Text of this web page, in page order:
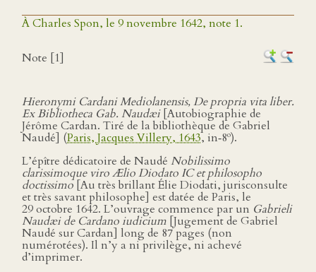
À Charles Spon, le 9 novembre 1642, note 1.
Note [1]
Hieronymi Cardani Mediolanensis, De propria vita liber.
Ex Bibliotheca Gab. Naudæi[Autobiographie de
Jérôme Cardan. Tiré de la bibliothèque de Gabriel
Naudé] (Paris, Jacques Villery, 1643, in‑8o).
L’épître dédicatoire de Naudé Nobilissimo
clarissimoque viro Ælio Diodato IC et philosopho
doctissimo[Au très brillant Élie Diodati, jurisconsulte
et très savant philosophe] est datée de Paris, le
29 octobre 1642. L’ouvrage commence par un Gabrieli
Naudæi de Cardano iudicium [Jugement de Gabriel
Naudé sur Cardan] long de 87 pages (non
numérotées). Il n’y a ni privilège, ni achevé
d’imprimer.